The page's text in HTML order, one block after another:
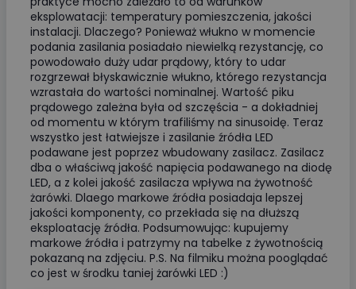
eksplowatacji: temperatury pomieszczenia, jakości
instalacji. Dlaczego? Ponieważ włukno w momencie
podania zasilania posiadało niewielką rezystancję, co
powodowało duży udar prądowy, który to udar
rozgrzewał błyskawicznie włukno, którego rezystancja
wzrastała do wartości nominalnej. Wartość piku
prądowego zależna była od szczęścia - a dokładniej
od momentu w którym trafiliśmy na sinusoidę. Teraz
wszystko jest łatwiejsze i zasilanie źródła LED
podawane jest poprzez wbudowany zasilacz. Zasilacz
dba o właściwą jakość napięcia podawanego na diodę
LED, a z kolei jakość zasilacza wpływa na żywotność
żarówki. Dlaego markowe źródła posiadaja lepszej
jakości komponenty, co przekłada się na dłuższą
eksploatację źródła. Podsumowując: kupujemy
markowe źródła i patrzymy na tabelke z żywotnością
pokazaną na zdjęciu. P.S. Na filmiku można pooglądać
co jest w środku taniej żarówki LED :)